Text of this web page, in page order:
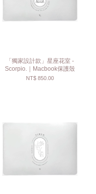
「獨家設計款」星座花室 -
Scorpio.｜Macbook保護殼
NT$ 850.00